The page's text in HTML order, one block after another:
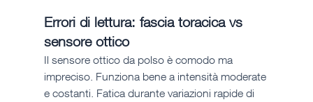
Errori di lettura: fascia toracica vs
sensore ottico
Il sensore ottico da polso è comodo ma
impreciso. Funziona bene a intensità moderate
e costanti. Fatica durante variazioni rapide di